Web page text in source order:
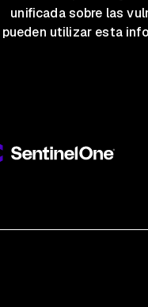
unificada sobre las
pueden utilizar esta